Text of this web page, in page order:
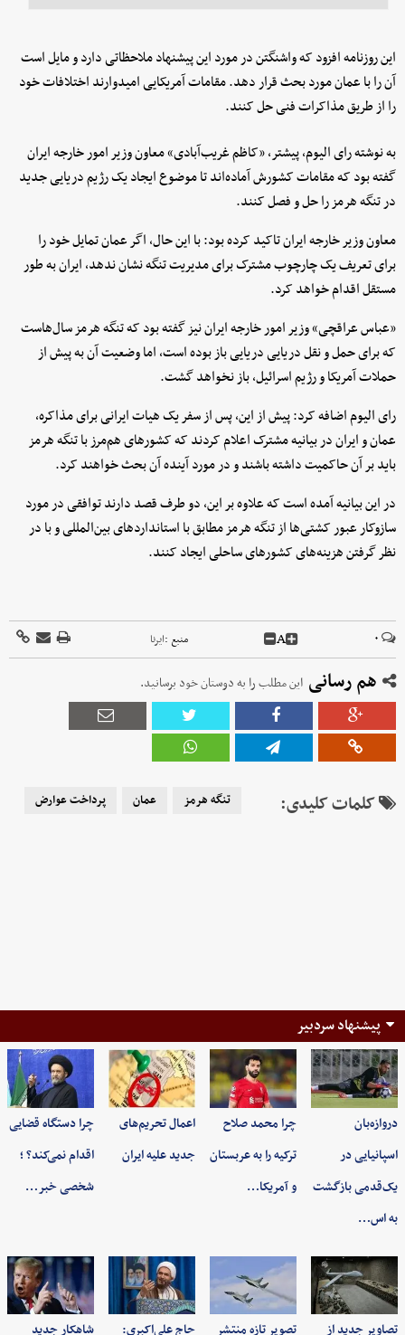
این روزنامه افزود که واشنگتن در مورد این پیشنهاد ملاحظاتی دارد و مایل است
آن را با عمان مورد بحث قرار دهد. مقامات آمریکایی امیدوارند اختلافات خود
را از طریق مذاکرات فنی حل کنند.
به نوشته رای الیوم، پیشتر، «کاظم غریب‌آبادی» معاون وزیر امور خارجه ایران
گفته بود که مقامات کشورش آماده‌اند تا موضوع ایجاد یک رژیم دریایی جدید
در تنگه هرمز را حل و فصل کنند.
معاون وزیر خارجه ایران تاکید کرده بود: با این حال، اگر عمان تمایل خود را
برای تعریف یک چارچوب مشترک برای مدیریت تنگه نشان ندهد، ایران به طور
مستقل اقدام خواهد کرد.
«عباس عراقچی» وزیر امور خارجه ایران نیز گفته بود که تنگه هرمز سال‌هاست
که برای حمل و نقل دریایی دریایی باز بوده است، اما وضعیت آن به پیش از
حملات آمریکا و رژیم اسرائیل، باز نخواهد گشت.
رای الیوم اضافه کرد: پیش از این، پس از سفر یک هیات ایرانی برای مذاکره،
عمان و ایران در بیانیه مشترک اعلام کردند که کشورهای هم‌مرز با تنگه هرمز
باید بر آن حاکمیت داشته باشند و در مورد آینده آن بحث خواهند کرد.
در این بیانیه آمده است که علاوه بر این، دو طرف قصد دارند توافقی در مورد
سازوکار عبور کشتی‌ها از تنگه هرمز مطابق با استانداردهای بین‌المللی و با در
نظر گرفتن هزینه‌های کشورهای ساحلی ایجاد کنند.
۰ A منبع :ایرنا
هم رسانی این مطلب را به دوستان خود برسانید.
کلمات کلیدی: تنگه هرمز عمان پرداخت عوارض
پیشنهاد سردبیر
دروازه‌بان
اسپانیایی در
یک‌قدمی بازگشت
به اس…
چرا محمد صلاح
ترکیه را به عربستان
و آمریکا…
اعمال تحریم‌های
جدید علیه ایران
چرا دستگاه قضایی
اقدام نمی‌کند؟ ؛
شخصی خبر…
تصاویر جدید از تصویر تازه منتشر حاج علی‌اکبری: شاهکار جدید